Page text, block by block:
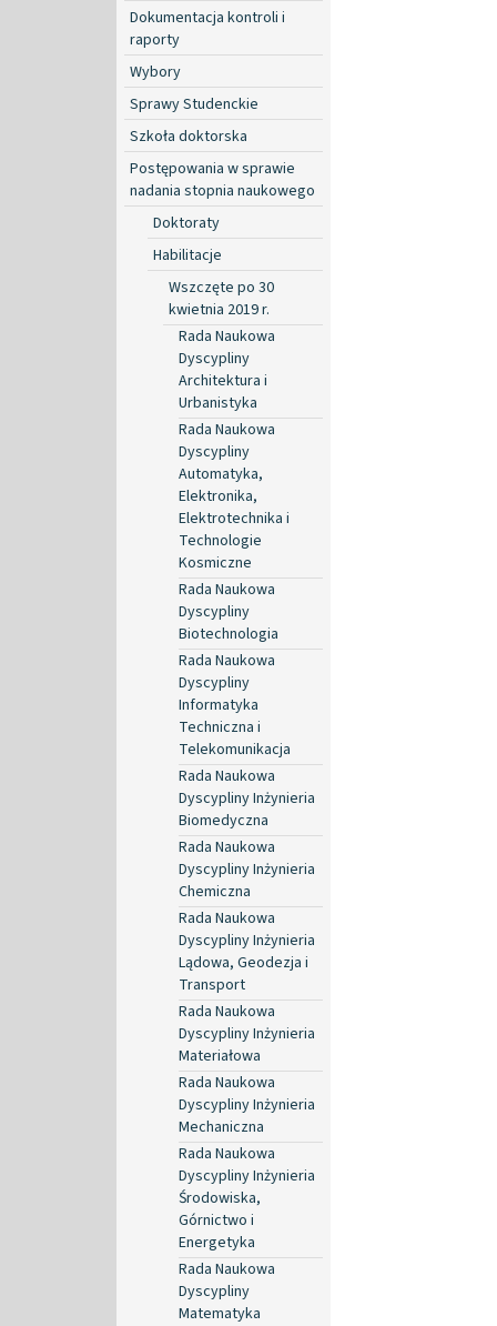
Dokumentacja kontroli i
raporty
Wybory
Sprawy Studenckie
Szkoła doktorska
Postępowania w sprawie
nadania stopnia naukowego
Doktoraty
Habilitacje
Wszczęte po 30
kwietnia 2019 r.
Rada Naukowa
Dyscypliny
Architektura i
Urbanistyka
Rada Naukowa
Dyscypliny
Automatyka,
Elektronika,
Elektrotechnika i
Technologie
Kosmiczne
Rada Naukowa
Dyscypliny
Biotechnologia
Rada Naukowa
Dyscypliny
Informatyka
Techniczna i
Telekomunikacja
Rada Naukowa
Dyscypliny Inżynieria
Biomedyczna
Rada Naukowa
Dyscypliny Inżynieria
Chemiczna
Rada Naukowa
Dyscypliny Inżynieria
Lądowa, Geodezja i
Transport
Rada Naukowa
Dyscypliny Inżynieria
Materiałowa
Rada Naukowa
Dyscypliny Inżynieria
Mechaniczna
Rada Naukowa
Dyscypliny Inżynieria
Środowiska,
Górnictwo i
Energetyka
Rada Naukowa
Dyscypliny
Matematyka